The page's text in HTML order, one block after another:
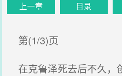
上一章 目录
第(1/3)页
在克鲁泽死去后不久，